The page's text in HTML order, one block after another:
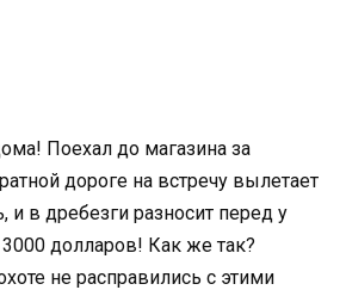
Поехал до магазина за
дороге на встречу вылетает
и в дребезги разносит перед у
долларов! Как же так?
не расправились с этими